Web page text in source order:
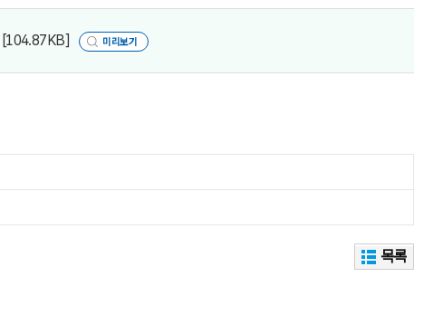
[104.87KB] 미리보기
목록